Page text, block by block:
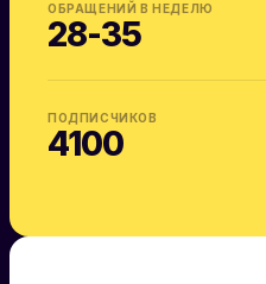
ОБРАЩЕНИЙ В НЕДЕЛЮ
28-35
ПОДПИСЧИКОВ
4100